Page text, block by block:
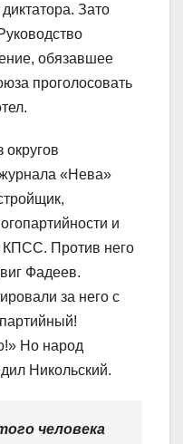
Зато
обязавшее
проголосовать
«Нева»
и
КПСС. Против него
Фадеев.
за него с
Но народ
Никольский.
человека